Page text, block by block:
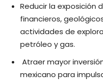
Reducir la exposición
financieros,
actividades de
petróleo y gas.
Atraer mayor
mexicano para